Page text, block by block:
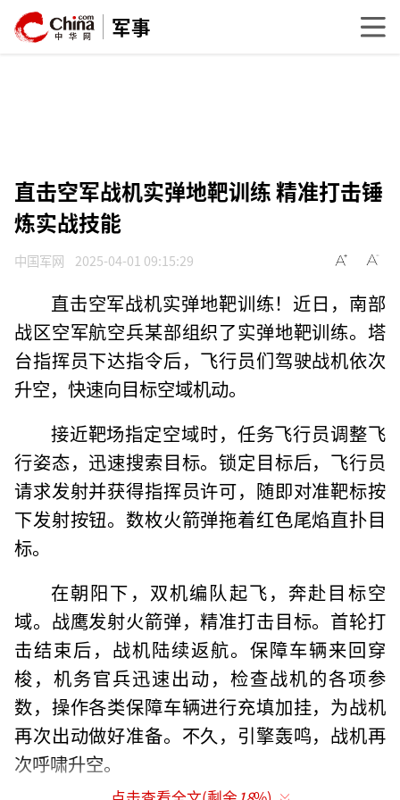
军事
直击空军战机实弹地靶训练 精准打击锤
炼实战技能
中国军网 2025-04-01 09:15:29
直击空军战机实弹地靶训练！近日，南部
战区空军航空兵某部组织了实弹地靶训练。塔
台指挥员下达指令后，飞行员们驾驶战机依次
升空，快速向目标空域机动。
接近靶场指定空域时，任务飞行员调整飞
行姿态，迅速搜索目标。锁定目标后，飞行员
请求发射并获得指挥员许可，随即对准靶标按
下发射按钮。数枚火箭弹拖着红色尾焰直扑目
标。
在朝阳下，双机编队起飞，奔赴目标空
域。战鹰发射火箭弹，精准打击目标。首轮打
击结束后，战机陆续返航。保障车辆来回穿
梭，机务官兵迅速出动，检查战机的各项参
数，操作各类保障车辆进行充填加挂，为战机
再次出动做好准备。不久，引擎轰鸣，战机再
次呼啸升空。